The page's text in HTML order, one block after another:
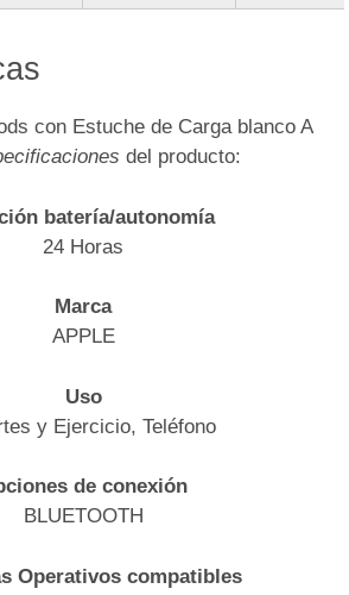
con Estuche de Carga blanco A
del producto:
batería/autonomía
24 Horas
Marca
APPLE
Uso
y Ejercicio, Teléfono
de conexión
BLUETOOTH
Operativos compatibles